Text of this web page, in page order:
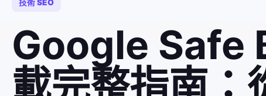
技術 SEO
Google Safe
載完整指南：